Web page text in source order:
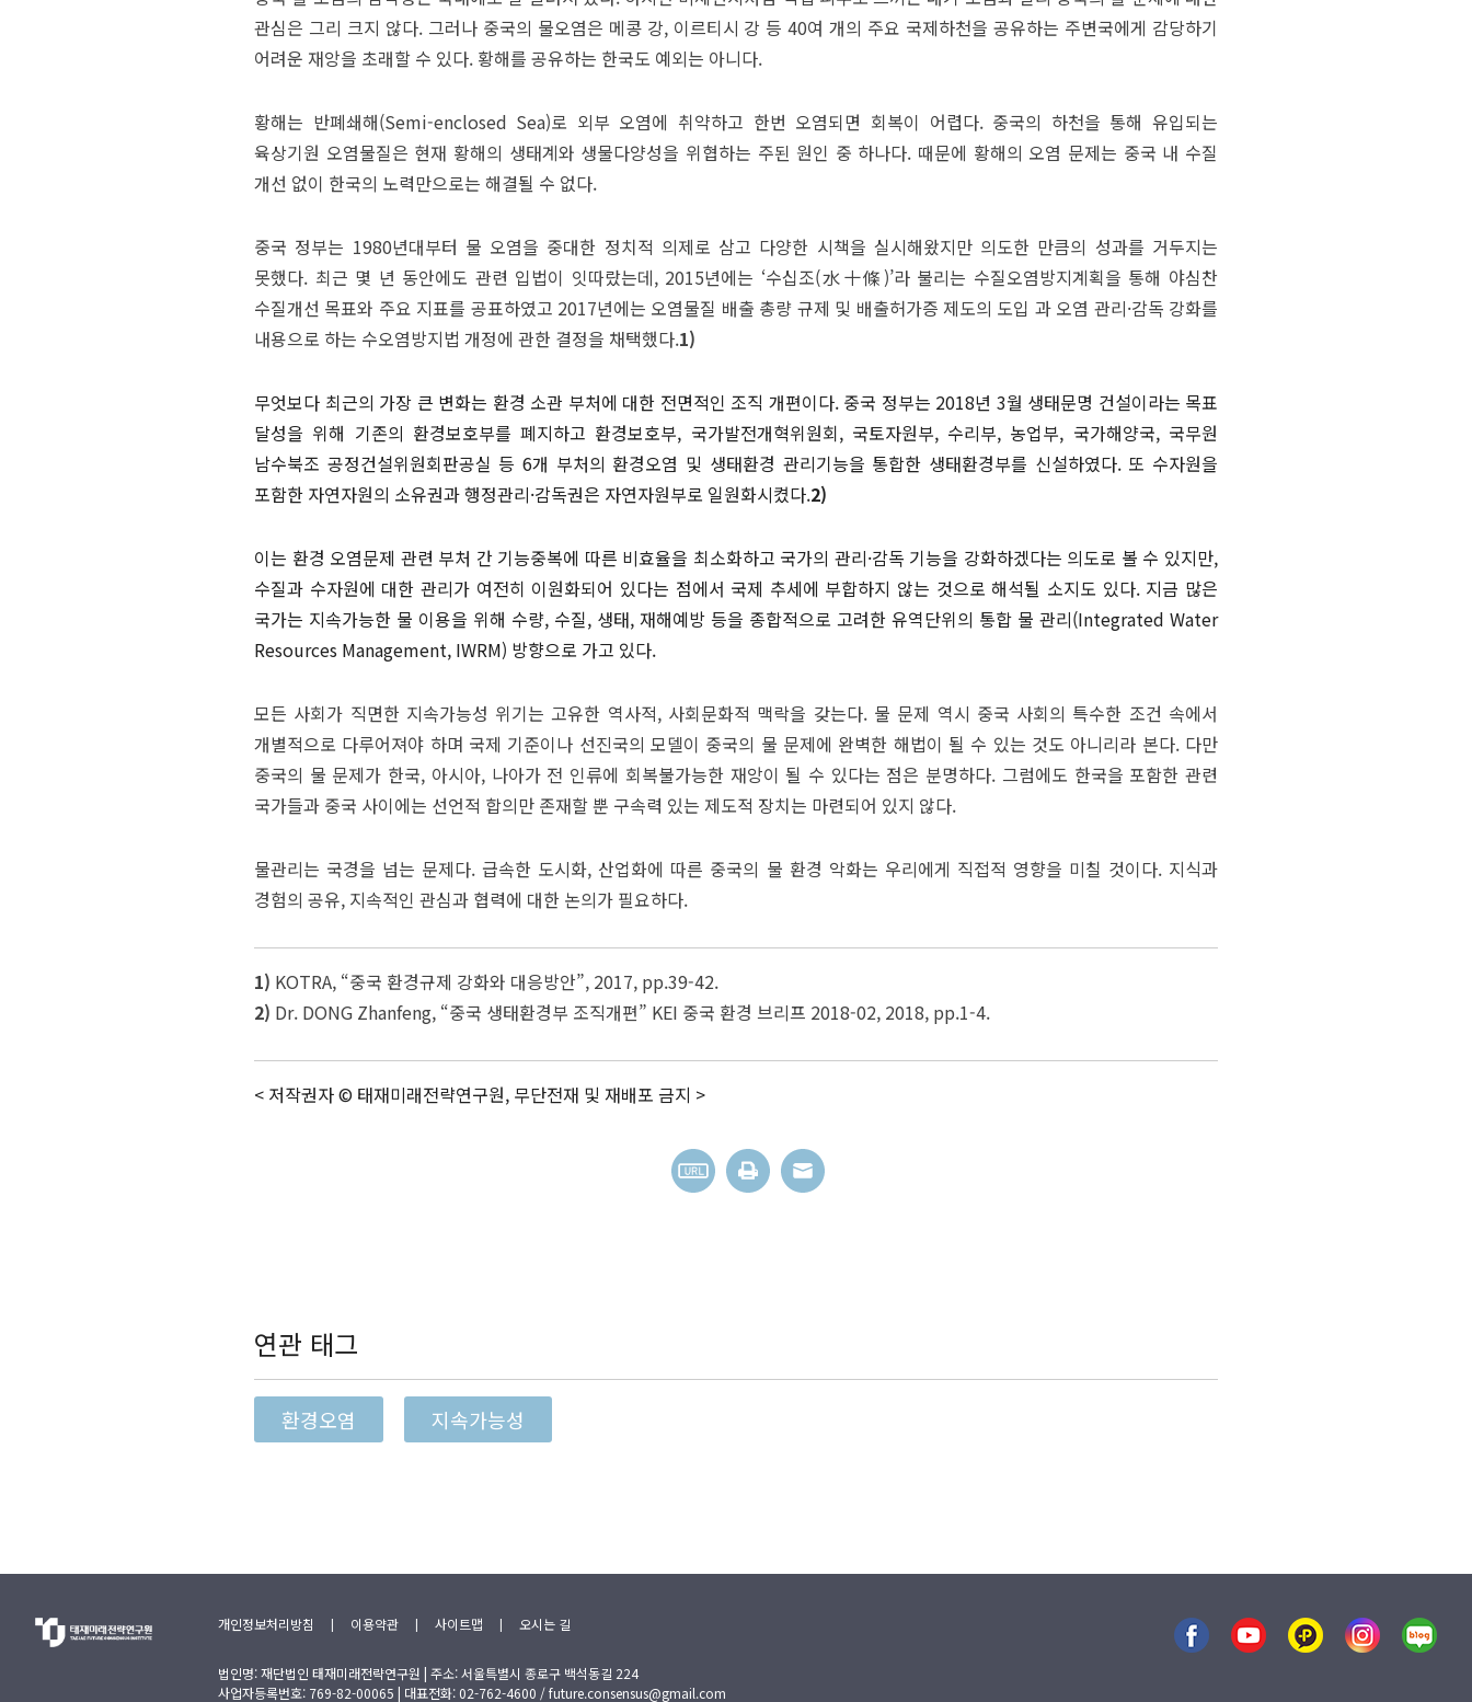
관심은 그리 크지 않다. 그러나 중국의 물오염은 메콩 강, 이르티시 강 등 40여 개의 주요 국제하천을 공유하는 주변국에게 감당하기
어려운 재앙을 초래할 수 있다. 황해를 공유하는 한국도 예외는 아니다.
황해는 반폐쇄해(Semi-enclosed Sea)로 외부 오염에 취약하고 한번 오염되면 회복이 어렵다. 중국의 하천을 통해 유입되는
육상기원 오염물질은 현재 황해의 생태계와 생물다양성을 위협하는 주된 원인 중 하나다. 때문에 황해의 오염 문제는 중국 내 수질
개선 없이 한국의 노력만으로는 해결될 수 없다.
중국 정부는 1980년대부터 물 오염을 중대한 정치적 의제로 삼고 다양한 시책을 실시해왔지만 의도한 만큼의 성과를 거두지는
못했다. 최근 몇 년 동안에도 관련 입법이 잇따랐는데, 2015년에는 ‘수십조(水十條)’라 불리는 수질오염방지계획을 통해 야심찬
수질개선 목표와 주요 지표를 공표하였고 2017년에는 오염물질 배출 총량 규제 및 배출허가증 제도의 도입 과 오염 관리·감독 강화를
내용으로 하는 수오염방지법 개정에 관한 결정을 채택했다.1)
무엇보다 최근의 가장 큰 변화는 환경 소관 부처에 대한 전면적인 조직 개편이다. 중국 정부는 2018년 3월 생태문명 건설이라는 목표
달성을 위해 기존의 환경보호부를 폐지하고 환경보호부, 국가발전개혁위원회, 국토자원부, 수리부, 농업부, 국가해양국, 국무원
남수북조 공정건설위원회판공실 등 6개 부처의 환경오염 및 생태환경 관리기능을 통합한 생태환경부를 신설하였다. 또 수자원을
포함한 자연자원의 소유권과 행정관리·감독권은 자연자원부로 일원화시켰다.2)
이는 환경 오염문제 관련 부처 간 기능중복에 따른 비효율을 최소화하고 국가의 관리·감독 기능을 강화하겠다는 의도로 볼 수 있지만,
수질과 수자원에 대한 관리가 여전히 이원화되어 있다는 점에서 국제 추세에 부합하지 않는 것으로 해석될 소지도 있다. 지금 많은
국가는 지속가능한 물 이용을 위해 수량, 수질, 생태, 재해예방 등을 종합적으로 고려한 유역단위의 통합 물 관리(Integrated Water
Resources Management, IWRM) 방향으로 가고 있다.
모든 사회가 직면한 지속가능성 위기는 고유한 역사적, 사회문화적 맥락을 갖는다. 물 문제 역시 중국 사회의 특수한 조건 속에서
개별적으로 다루어져야 하며 국제 기준이나 선진국의 모델이 중국의 물 문제에 완벽한 해법이 될 수 있는 것도 아니리라 본다. 다만
중국의 물 문제가 한국, 아시아, 나아가 전 인류에 회복불가능한 재앙이 될 수 있다는 점은 분명하다. 그럼에도 한국을 포함한 관련
국가들과 중국 사이에는 선언적 합의만 존재할 뿐 구속력 있는 제도적 장치는 마련되어 있지 않다.
물관리는 국경을 넘는 문제다. 급속한 도시화, 산업화에 따른 중국의 물 환경 악화는 우리에게 직접적 영향을 미칠 것이다. 지식과
경험의 공유, 지속적인 관심과 협력에 대한 논의가 필요하다.
1) KOTRA, “중국 환경규제 강화와 대응방안”, 2017, pp.39-42.
2) Dr. DONG Zhanfeng, “중국 생태환경부 조직개편” KEI 중국 환경 브리프 2018-02, 2018, pp.1-4.
< 저작권자 © 태재미래전략연구원, 무단전재 및 재배포 금지 >
연관 태그
환경오염 지속가능성
개인정보처리방침 | 이용약관 | 사이트맵 | 오시는 길
법인명: 재단법인 태재미래전략연구원 | 주소: 서울특별시 종로구 백석동길 224
사업자등록번호: 769-82-00065 | 대표전화: 02-762-4600 / future.consensus@gmail.com